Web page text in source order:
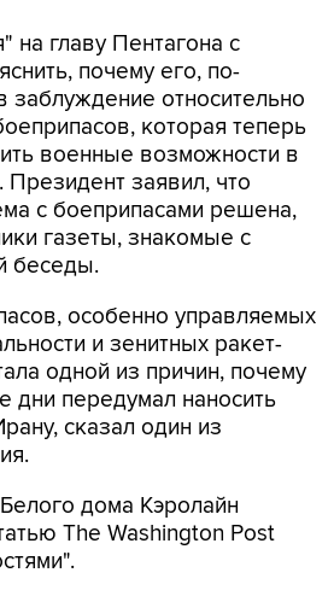
на главу Пентагона с
почему его, по-
заблуждение относительно
которая теперь
военные возможности в
заявил, что
с боеприпасами решена,
газеты, знакомые с
беседы.
особенно управляемых
и зенитных ракет-
одной из причин, почему
дни передумал наносить
сказал один из
дома Кэролайн
The Washington Post